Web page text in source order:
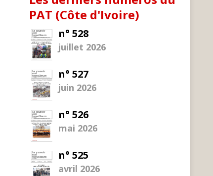
PAT (Côte d'Ivoire)
n° 528
juillet 2026
n° 527
juin 2026
n° 526
mai 2026
n° 525
avril 2026